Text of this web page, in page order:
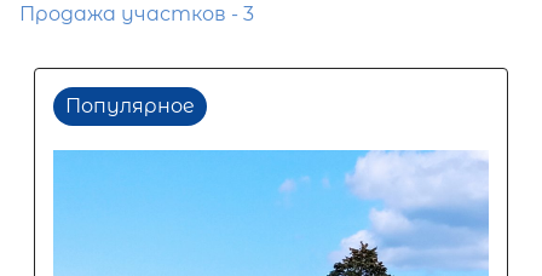
Продажа участков - 3
Популярное